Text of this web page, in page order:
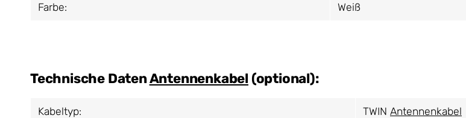
Farbe: Weiß
Technische DatenAntennenkabel (optional):
Kabeltyp: TWIN Antennenkabel